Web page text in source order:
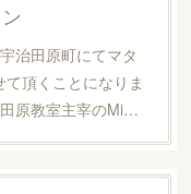
治田原町にてマタ
頂くことになりま
原教室主宰のMi…